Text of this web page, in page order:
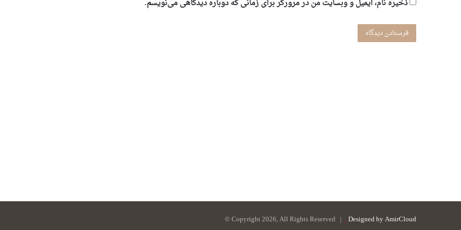
ذخیره نام، ایمیل و وبسایت من در مرورگر برای زمانی که دوباره دیدگاهی می‌نویسم.
© Copyright 2026, All Rights Reserved | Designed by AmirCloud